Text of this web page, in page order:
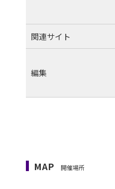
関連サイト
編集
MAP 開催場所